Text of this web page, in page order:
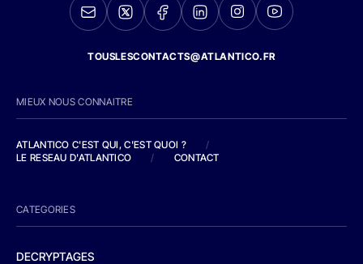
TOUSLESCONTACTS@ATLANTICO.FR
MIEUX NOUS CONNAITRE
ATLANTICO C'EST QUI, C'EST QUOI ?
/
LE RESEAU D'ATLANTICO
/ CONTACT
CATEGORIES
DECRYPTAGES